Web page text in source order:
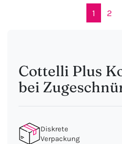
1 2
Cottelli Plus
bei
Diskrete
Verpackung